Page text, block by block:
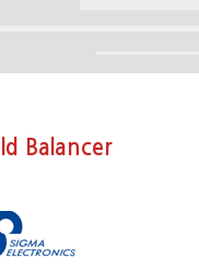
Balancer